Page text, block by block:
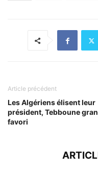
Article précédent
Les Algériens élisent leur
président, Tebboune
favori